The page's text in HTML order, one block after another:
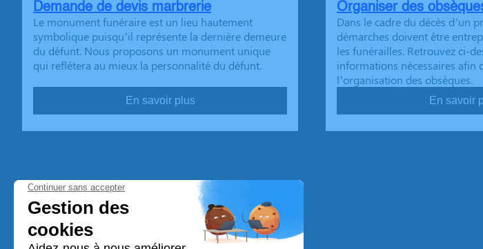
Demande de devis marbrerie
Le monument funéraire est un lieu hautement
symbolique puisqu’il représente la dernière demeure
du défunt. Nous proposons un monument unique
qui reflétera au mieux la personnalité du défunt.
En savoir plus
Organiser des
Dans le cadre du décès d’un
démarches doivent être
les funérailles. Retrouvez ci-
informations nécessaires afin
l’organisation des obsèques.
En savoir
Pompes Funèbres Vargas